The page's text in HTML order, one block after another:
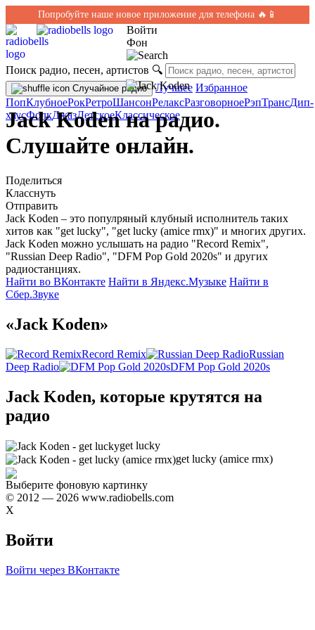
Попробуйте наше новое приложение для телефона 🔥📱
Войти
Фон
Поиск радио, песен, артистов 🔍
Случайное радио Лучшее Избранное
ПопКлубноеРокРетроШансонРелаксРазговорноеРэпТрансДип-
хаусФолкДжазДетскоеКлассическое
Jack Koden на радио.
Слушайте онлайн.
Поделиться
Класснуть
Отправить
Jack Koden – это популряный клубный исполнитель таких
хитов как "get lucky", "get lucky (amice rmx)" и многих других.
Jack Koden можно услышать на радио "Record Remix",
"Russian Deep Radio", "DFM Pop Gold 2020s" и других
радиостанциях.
Найти во ВКонтакте Найти в Яндекс.Музыке Найти в
Сбер.Звуке
«Jack Koden»
Record Remix
Russian
Deep Radio
DFM Pop Gold 2020s
Jack Koden, которые крутятся на
радио
get lucky
get lucky (amice rmx)
Выберите фоновую картинку
© 2012 — 2026 www.radiobells.com
X
Войти
Войти через ВКонтакте